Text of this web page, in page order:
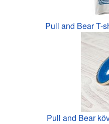
Pull and Bear T-
Pull and Bear